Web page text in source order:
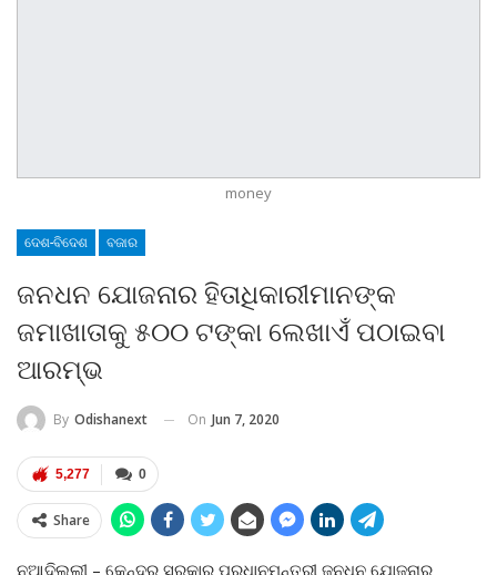
money
ଦେଶ-ବିଦେଶ ବଜାର
ଜନଧନ ଯୋଜନାର ହିତାଧିକାରୀମାନଙ୍କ
ଜମାଖାତାକୁ ୫୦୦ ଟଙ୍କା ଲେଖାଏଁ ପଠାଇବା
ଆରମ୍ଭ
By Odishanext On Jun 7, 2020
0
5,277
Share
ନୂଆଦିଲ୍ଲୀ – କେନ୍ଦ୍ର ସରକାର ପ୍ରଧାନମନ୍ତ୍ରୀ ଜନଧନ ଯୋଜନାର